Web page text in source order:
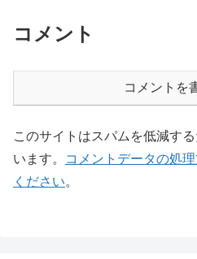
コメント
コメントを
このサイトはスパムを低減す
います。
コメントデータの処
ください。